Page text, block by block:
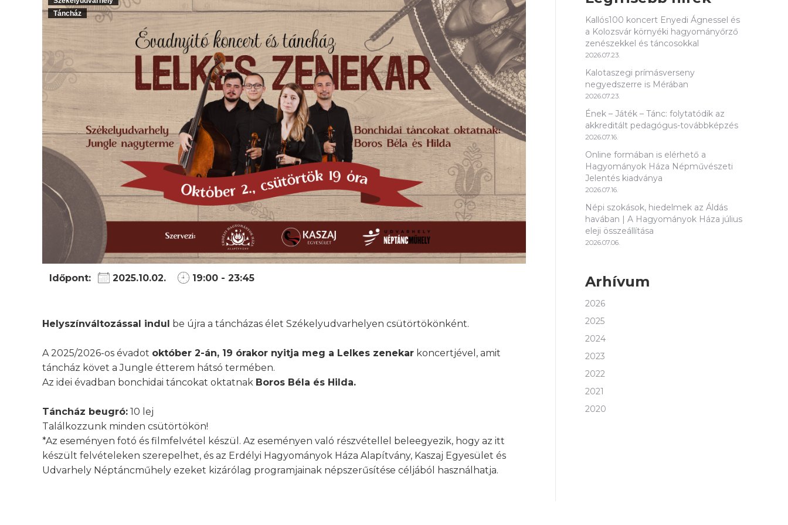
Táncház
Időpont: 2025.10.02. 19:00 - 23:45
Helyszínváltozással indul be újra a táncházas élet Székelyudvarhelyen csütörtökönként.
A 2025/2026-os évadot október 2-án, 19 órakor nyitja meg a Lelkes zenekar koncertjével, amit
táncház követ a Jungle étterem hátsó termében.
Az idei évadban bonchidai táncokat oktatnak Boros Béla és Hilda.
Táncház beugró: 10 lej
Találkozzunk minden csütörtökön!
*Az eseményen fotó és filmfelvétel készül. Az eseményen való részvétellel beleegyezik, hogy az itt
készült felvételeken szerepelhet, és az Erdélyi Hagyományok Háza Alapítvány, Kaszaj Egyesület és
Udvarhely Néptáncműhely ezeket kizárólag programjainak népszerűsítése céljából használhatja.
Kallós100 koncert Enyedi Ágnessel és
a Kolozsvár környéki hagyományőrző
zenészekkel és táncosokkal
2026.07.23.
Kalotaszegi prímásverseny
negyedszerre is Mérában
2026.07.23.
Ének – Játék – Tánc: folytatódik az
akkreditált pedagógus-továbbképzés
2026.07.16.
Online formában is elérhető a
Hagyományok Háza Népművészeti
Jelentés kiadványa
2026.07.16.
Népi szokások, hiedelmek az Áldás
havában | A Hagyományok Háza július
eleji összeállítása
2026.07.06.
Arhívum
2026
2025
2024
2023
2022
2021
2020